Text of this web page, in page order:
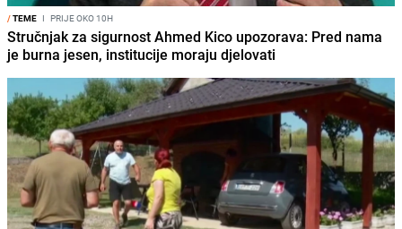
/TEME I PRIJE OKO 10H
Stručnjak za sigurnost Ahmed Kico upozorava: Pred nama
je burna jesen, institucije moraju djelovati